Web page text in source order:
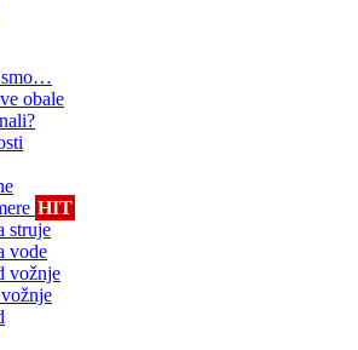
smo…
obale
HIT
struje
vode
vožnje